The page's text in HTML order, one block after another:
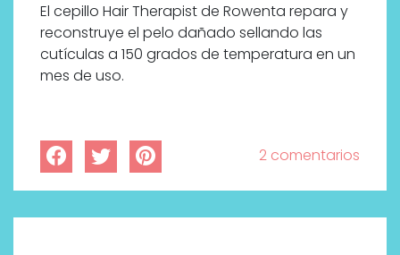
El cepillo Hair Therapist de Rowenta repara y
reconstruye el pelo dañado sellando las
cutículas a 150 grados de temperatura en un
mes de uso.
2 comentarios